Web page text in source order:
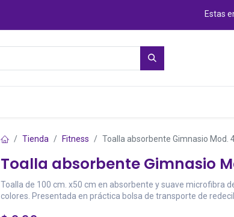
Estas
Tienda Fitness Toalla absorbente Gimnasio Mod.
Toalla absorbente Gimnasio
Toalla de 100 cm. x50 cm en absorbente y suave microfibra
colores. Presentada en práctica bolsa de transporte de